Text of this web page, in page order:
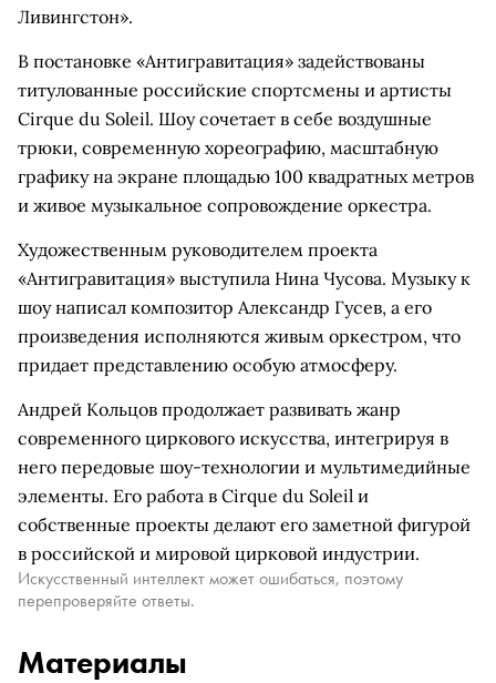
Ливингстон».
В постановке «Антигравитация» задействованы
титулованные российские спортсмены и артисты
Cirque du Soleil. Шоу сочетает в себе воздушные
трюки, современную хореографию, масштабную
графику на экране площадью 100 квадратных метров
и живое музыкальное сопровождение оркестра.
Художественным руководителем проекта
«Антигравитация» выступила Нина Чусова. Музыку к
шоу написал композитор Александр Гусев, а его
произведения исполняются живым оркестром, что
придает представлению особую атмосферу.
Андрей Кольцов продолжает развивать жанр
современного циркового искусства, интегрируя в
него передовые шоу-технологии и мультимедийные
элементы. Его работа в Cirque du Soleil и
собственные проекты делают его заметной фигурой
в российской и мировой цирковой индустрии.
Искусственный интеллект может ошибаться, поэтому
перепроверяйте ответы.
Материалы